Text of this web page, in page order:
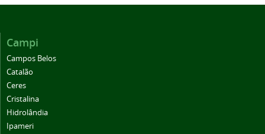
Campi
Campos Belos
Catalão
Ceres
Cristalina
Hidrolândia
Ipameri